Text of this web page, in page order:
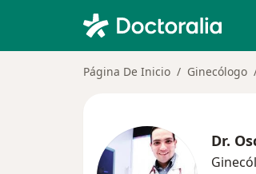
Página De Inicio Ginecólogo
Dr.